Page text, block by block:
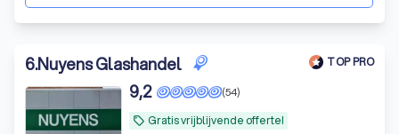
6.Nuyens Glashandel TOP PRO
local_offer Gratis vrijblijvende offerte!
(54)
9,2